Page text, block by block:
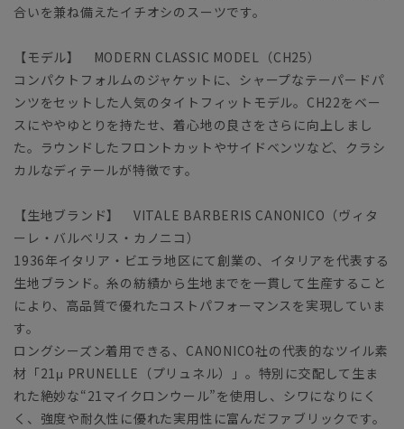
合いを兼ね備えたイチオシのスーツです。
【モデル】 MODERN CLASSIC MODEL（CH25）
コンパクトフォルムのジャケットに、シャープなテーパードパ
ンツをセットした人気のタイトフィットモデル。CH22をベー
スにややゆとりを持たせ、着心地の良さをさらに向上しまし
た。ラウンドしたフロントカットやサイドベンツなど、クラシ
カルなディテールが特徴です。
【生地ブランド】 VITALE BARBERIS CANONICO（ヴィタ
ーレ・バルべリス・カノニコ）
1936年イタリア・ビエラ地区にて創業の、イタリアを代表する
生地ブランド。糸の紡績から生地までを一貫して生産すること
により、高品質で優れたコストパフォーマンスを実現していま
す。
ロングシーズン着用できる、CANONICO社の代表的なツイル素
材「21μ PRUNELLE（プリュネル）」。特別に交配して生ま
れた絶妙な“21マイクロンウール”を使用し、シワになりにく
く、強度や耐久性に優れた実用性に富んだファブリックです。